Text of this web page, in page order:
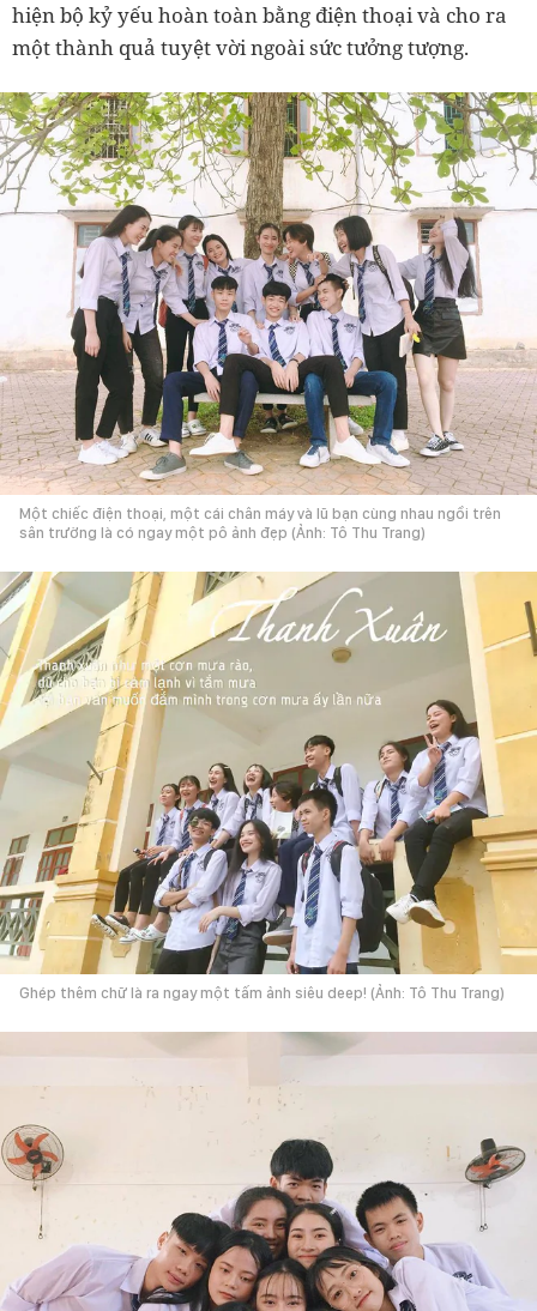
hiện bộ kỷ yếu hoàn toàn bằng điện thoại và cho ra
một thành quả tuyệt vời ngoài sức tưởng tượng.
Một chiếc điện thoại, một cái chân máy và lũ bạn cùng nhau ngồi trên
sân trường là có ngay một pô ảnh đẹp (Ảnh: Tô Thu Trang)
Ghép thêm chữ là ra ngay một tấm ảnh siêu deep! (Ảnh: Tô Thu Trang)